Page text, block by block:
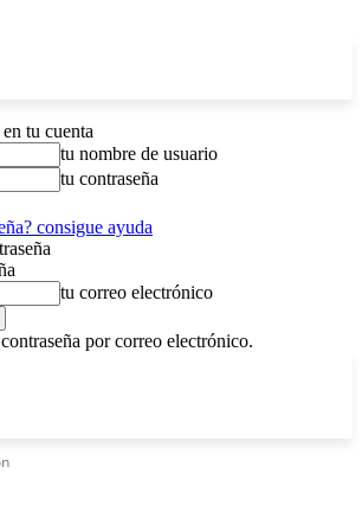
tu cuenta
tu nombre de usuario
tu contraseña
consigue ayuda
tu correo electrónico
por correo electrónico.